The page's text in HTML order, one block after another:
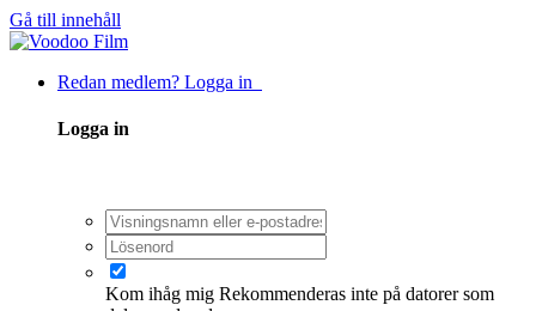
Gå till innehåll
Redan medlem? Logga in
Logga in
Kom ihåg mig Rekommenderas inte på datorer som